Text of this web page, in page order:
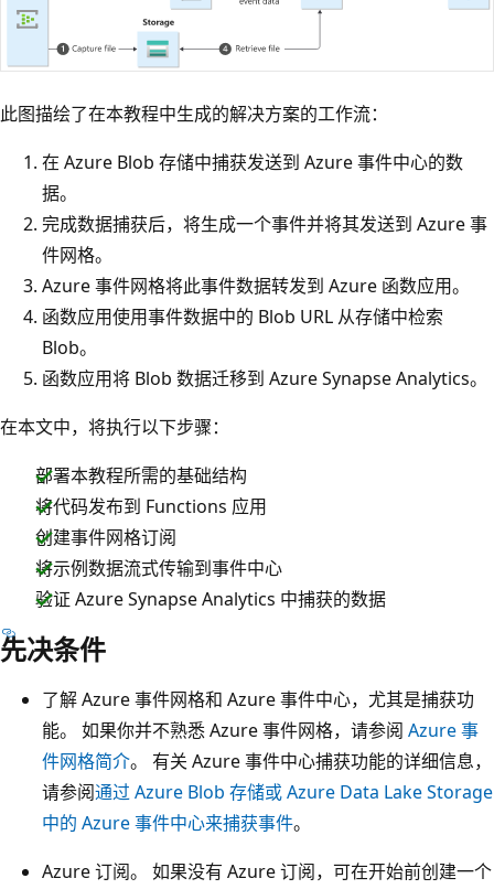
此图描绘了在本教程中生成的解决方案的工作流：
在 Azure Blob 存储中捕获发送到 Azure 事件中心的数
据。
完成数据捕获后，将生成一个事件并将其发送到 Azure 事
件网格。
Azure 事件网格将此事件数据转发到 Azure 函数应用。
函数应用使用事件数据中的 Blob URL 从存储中检索
Blob。
函数应用将 Blob 数据迁移到 Azure Synapse Analytics。
在本文中，将执行以下步骤：
部署本教程所需的基础结构
将代码发布到 Functions 应用
创建事件网格订阅
将示例数据流式传输到事件中心
验证 Azure Synapse Analytics 中捕获的数据
先决条件
了解 Azure 事件网格和 Azure 事件中心，尤其是捕获功
能。 如果你并不熟悉 Azure 事件网格，请参阅 Azure 事
件网格简介。 有关 Azure 事件中心捕获功能的详细信息，
请参阅通过 Azure Blob 存储或 Azure Data Lake Storage
中的 Azure 事件中心来捕获事件。
Azure 订阅。 如果没有 Azure 订阅，可在开始前创建一个